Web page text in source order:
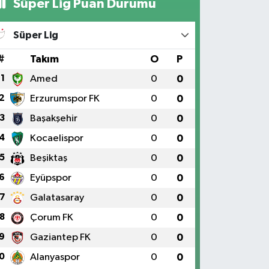
Süper Lig Puan Durumu
Süper Lig
Takım O P
1 Amed 0 0
Erzurumspor FK 0 0
3 Başakşehir 0 0
Kocaelispor 0 0
5 Beşiktaş 0 0
Eyüpspor 0 0
7 Galatasaray 0 0
8 Çorum FK 0 0
Gaziantep FK 0 0
Alanyaspor 0 0